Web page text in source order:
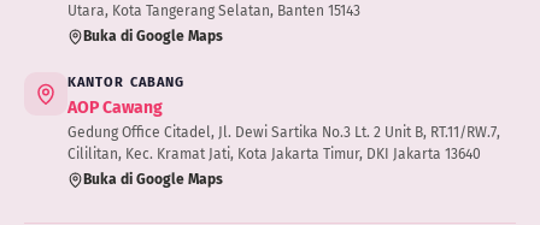
Utara, Kota Tangerang Selatan, Banten 15143
Buka di Google Maps
KANTOR CABANG
AOP Cawang
Gedung Office Citadel, Jl. Dewi Sartika No.3 Lt. 2 Unit B, RT.11/RW.7,
Cililitan, Kec. Kramat Jati, Kota Jakarta Timur, DKI Jakarta 13640
Buka di Google Maps